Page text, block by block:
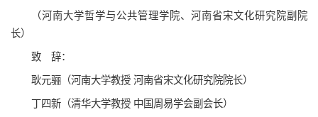
（河南大学哲学与公共管理学院、河南省宋文化研究院副院
长）
致 辞：
耿元骊（河南大学教授 河南省宋文化研究院院长）
丁四新（清华大学教授 中国周易学会副会长）